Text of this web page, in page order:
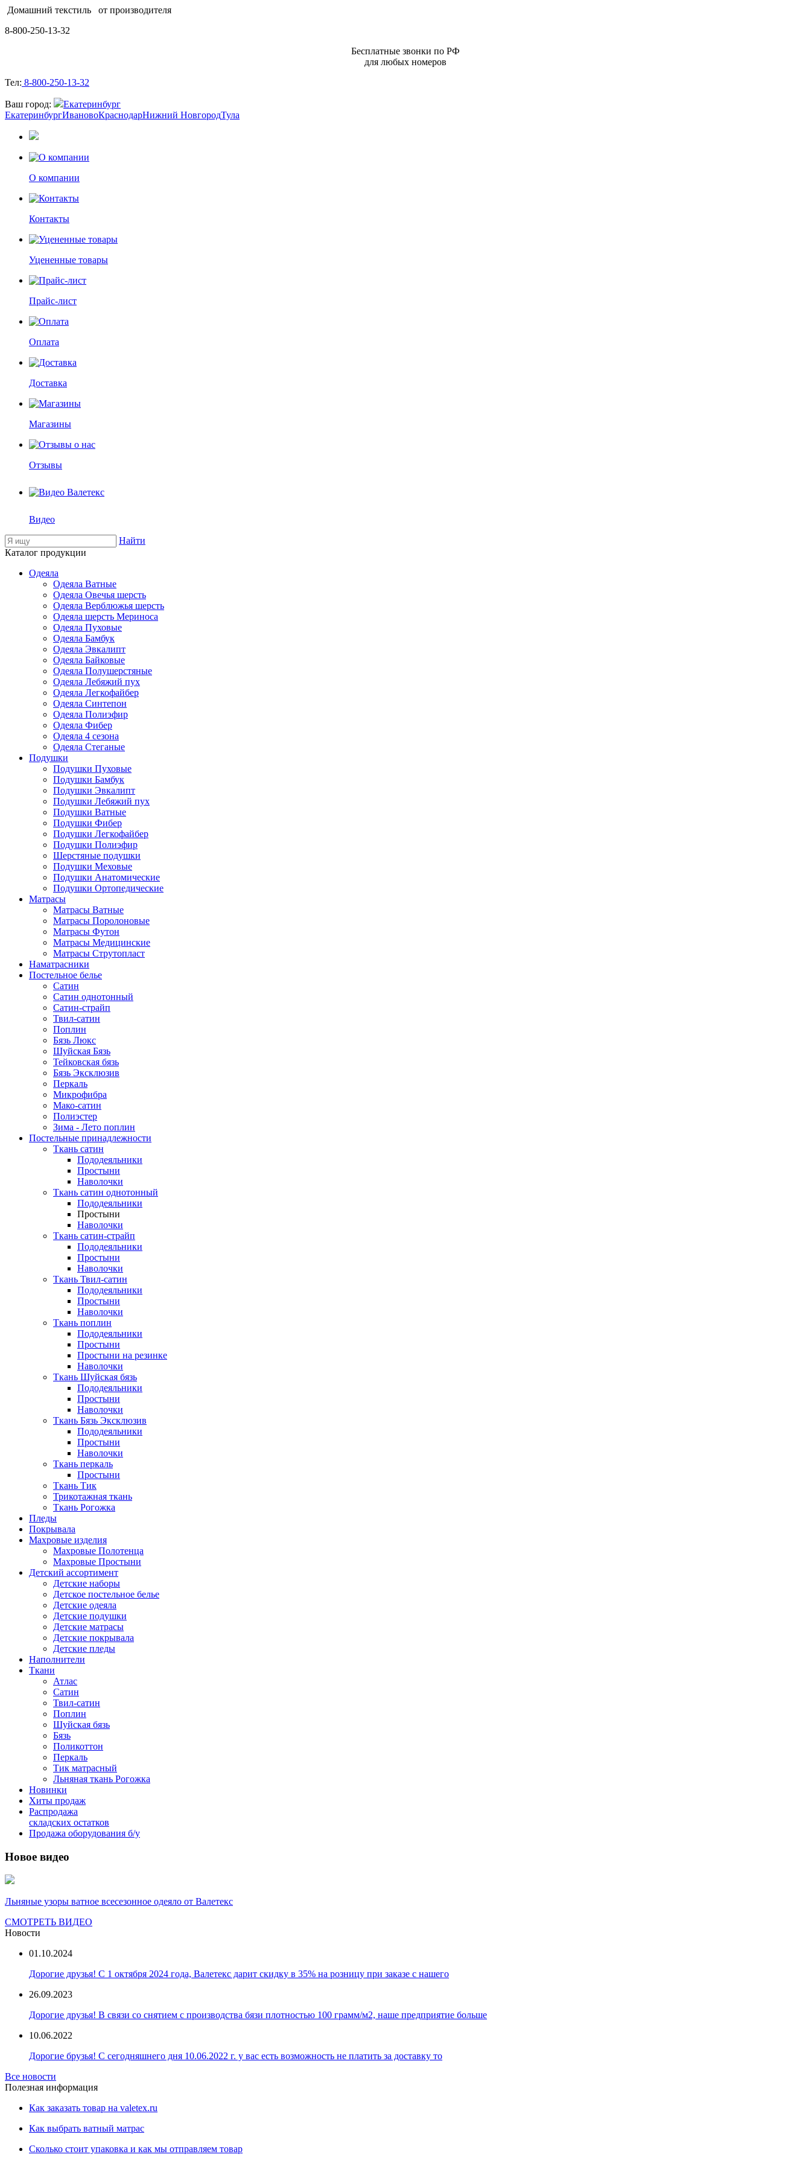
Домашний текстиль от производителя
8-800-250-13-32
Бесплатные звонки по РФ
для любых номеров
Тел: 8-800-250-13-32
Ваш город:
Екатеринбург
ЕкатеринбургИвановоКраснодарНижний НовгородТула
О компании
Контакты
Уцененные товары
Прайс-лист
Оплата
Доставка
Магазины
Отзывы
Видео
Найти
Каталог продукции
Одеяла
Одеяла Ватные
Одеяла Овечья шерсть
Одеяла Верблюжья шерсть
Одеяла шерсть Мериноса
Одеяла Пуховые
Одеяла Бамбук
Одеяла Эвкалипт
Одеяла Байковые
Одеяла Полушерстяные
Одеяла Лебяжий пух
Одеяла Легкофайбер
Одеяла Синтепон
Одеяла Полиэфир
Одеяла Фибер
Одеяла 4 сезона
Одеяла Стеганые
Подушки
Подушки Пуховые
Подушки Бамбук
Подушки Эвкалипт
Подушки Лебяжий пух
Подушки Ватные
Подушки Фибер
Подушки Легкофайбер
Подушки Полиэфир
Шерстяные подушки
Подушки Меховые
Подушки Анатомические
Подушки Ортопедические
Матрасы
Матрасы Ватные
Матрасы Поролоновые
Матрасы Футон
Матрасы Медицинские
Матрасы Струтопласт
Наматрасники
Постельное белье
Сатин
Сатин однотонный
Сатин-страйп
Твил-сатин
Поплин
Бязь Люкс
Шуйская Бязь
Тейковская бязь
Бязь Эксклюзив
Перкаль
Микрофибра
Мако-сатин
Полиэстер
Зима - Лето поплин
Постельные принадлежности
Ткань сатин
Пододеяльники
Простыни
Наволочки
Ткань сатин однотонный
Пододеяльники
Простыни
Наволочки
Ткань сатин-страйп
Пододеяльники
Простыни
Наволочки
Ткань Твил-сатин
Пододеяльники
Простыни
Наволочки
Ткань поплин
Пододеяльники
Простыни
Простыни на резинке
Наволочки
Ткань Шуйская бязь
Пододеяльники
Простыни
Наволочки
Ткань Бязь Эксклюзив
Пододеяльники
Простыни
Наволочки
Ткань перкаль
Простыни
Ткань Тик
Трикотажная ткань
Ткань Рогожка
Пледы
Покрывала
Махровые изделия
Махровые Полотенца
Махровые Простыни
Детский ассортимент
Детские наборы
Детское постельное белье
Детские одеяла
Детские подушки
Детские матрасы
Детские покрывала
Детские пледы
Наполнители
Ткани
Атлас
Сатин
Твил-сатин
Поплин
Шуйская бязь
Бязь
Поликоттон
Перкаль
Тик матрасный
Льняная ткань Рогожка
Новинки
Хиты продаж
Распродажа
складских остатков
Продажа оборудования б/у
Новое видео
Льняные узоры ватное всесезонное одеяло от Валетекс
СМОТРЕТЬ ВИДЕО
Новости
01.10.2024
Дорогие друзья! С 1 октября 2024 года, Валетекс дарит скидку в 35% на розницу при заказе с нашего
26.09.2023
Дорогие друзья! В связи со снятием с производства бязи плотностью 100 грамм/м2, наше предприятие больше
10.06.2022
Дорогие брузья! С сегодняшнего дня 10.06.2022 г. у вас есть возможность не платить за доставку то
Все новости
Полезная информация
Как заказать товар на valetex.ru
Как выбрать ватный матрас
Сколько стоит упаковка и как мы отправляем товар